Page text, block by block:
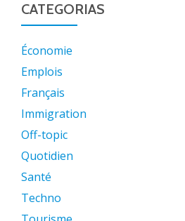
CATEGORIAS
Économie
Emplois
Français
Immigration
Off-topic
Quotidien
Santé
Techno